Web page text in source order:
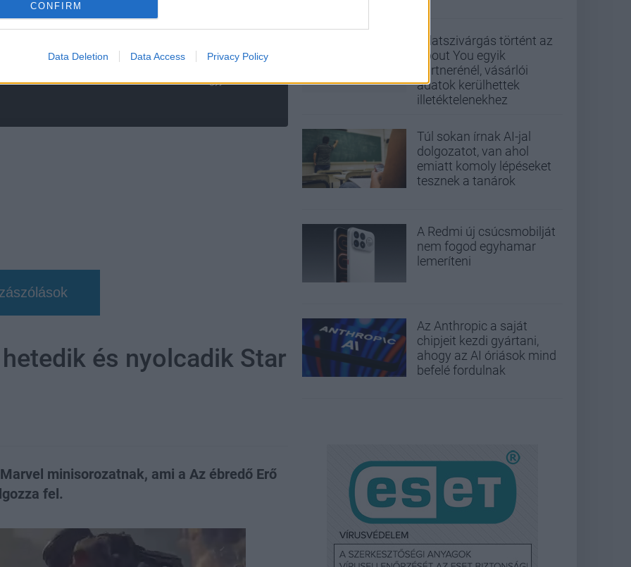
CONFIRM
Data Deletion Data Access Privacy Policy
tartalom
ráférne egy kis balansz.
suta és rövid egyjátékos mód
és nyolcadik Star
minisorozatnak, ami a Az ébredő Erő
fel.
Adatszivárgás történt az
About You egyik
partnerénél, vásárlói
adatok kerülhettek
illetéktelenekhez
Túl sokan írnak AI-jal
dolgozatot, van ahol
emiatt komoly lépéseket
tesznek a tanárok
A Redmi új csúcsmobilját
nem fogod egyhamar
lemeríteni
Az Anthropic a saját
chipjeit kezdi gyártani,
ahogy az AI óriások mind
befelé fordulnak